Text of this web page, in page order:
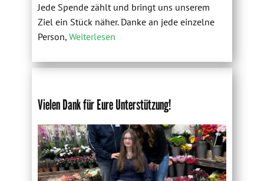
Jede Spende zählt und bringt uns unserem
Ziel ein Stück näher. Danke an jede einzelne
Person, Weiterlesen
Vielen Dank für Eure Unterstützung!